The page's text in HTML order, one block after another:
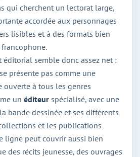
qui cherchent un lectorat large,
accordée aux personnages
lisibles et à des formats bien
semble donc assez net :
présente pas comme une
ouverte à tous les genres
un éditeur spécialisé, avec une
bande dessinée et ses différents
et les publications
ligne peut couvrir aussi bien
des récits jeunesse, des ouvrages